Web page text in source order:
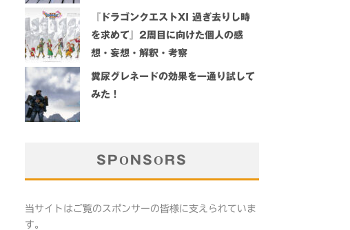
『ドラゴンクエストXI 過ぎ去りし時
を求めて』2周目に向けた個人の感
想・妄想・解釈・考察
糞尿グレネードの効果を一通り試して
みた！
SPONSORS
当サイトはご覧のスポンサーの皆様に支えられていま
す。